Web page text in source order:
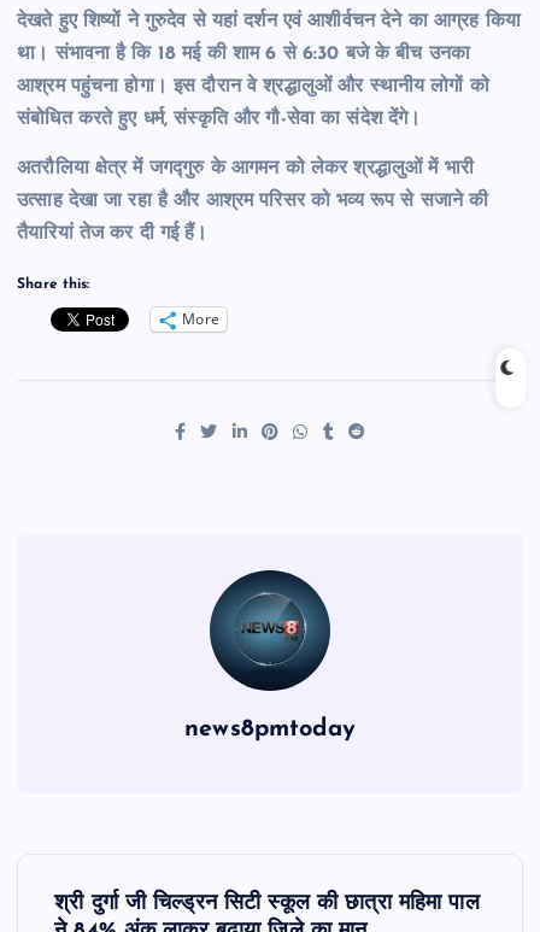
देखते हुए शिष्यों ने गुरुदेव से यहां दर्शन एवं आशीर्वचन देने का आग्रह किया
था। संभावना है कि 18 मई की शाम 6 से 6:30 बजे के बीच उनका
आश्रम पहुंचना होगा। इस दौरान वे श्रद्धालुओं और स्थानीय लोगों को
संबोधित करते हुए धर्म, संस्कृति और गौ-सेवा का संदेश देंगे।
अतरौलिया क्षेत्र में जगद्गुरु के आगमन को लेकर श्रद्धालुओं में भारी
उत्साह देखा जा रहा है और आश्रम परिसर को भव्य रूप से सजाने की
तैयारियां तेज कर दी गई हैं।
Share this:
More
news8pmtoday
श्री दुर्गा जी चिल्ड्रन सिटी स्कूल की छात्रा महिमा पाल